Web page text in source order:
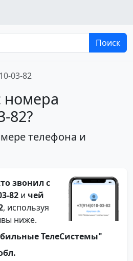
Поиск
03-82
номера
82?
телефона и
звонил с
82 и чей
, используя
ниже.
ТелеСистемы"